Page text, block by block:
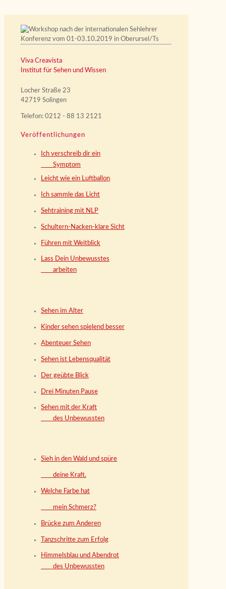
Viva Creavista
Institut für Sehen und Wissen
Locher Straße 23
42719 Solingen
Telefon: 0212 - 88 13 2121
Veröffentlichungen
Ich verschreib dir ein
Symptom
Leicht wie ein Luftballon
Ich sammle das Licht
Sehtraining mit NLP
Schultern-Nacken-klare Sicht
Führen mit Weitblick
Lass Dein Unbewusstes
arbeiten
Sehen im Alter
Kinder sehen spielend besser
Abenteuer Sehen
Sehen ist Lebensqualität
Der geübte Blick
Drei Minuten Pause
Sehen mit der Kraft
des Unbewussten
Sieh in den Wald und spüre
deine Kraft.
Welche Farbe hat
mein Schmerz?
Brücke zum Anderen
Tanzschritte zum Erfolg
Himmelsblau und Abendrot
des Unbewussten